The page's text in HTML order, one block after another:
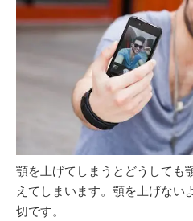
顎を上げてしまうとどうしても
えてしまいます。顎を上げない
切です。